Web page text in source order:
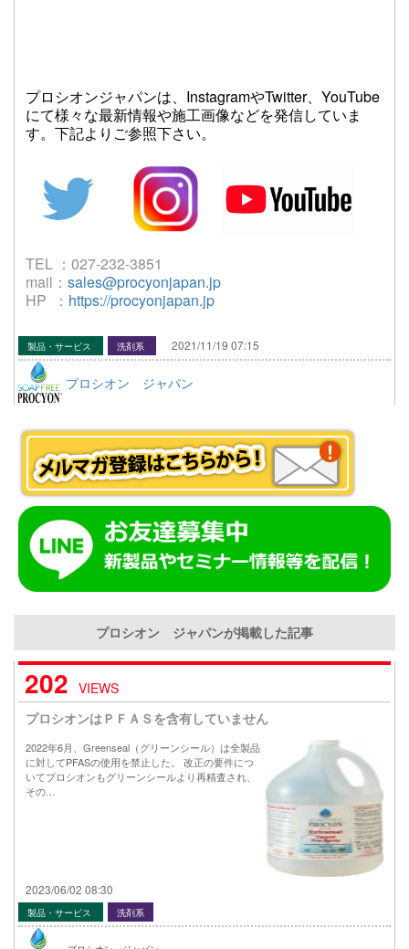
プロシオンジャパンは、InstagramやTwitter、YouTube
にて様々な最新情報や施工画像などを発信していま
す。下記よりご参照下さい。
TEL ：027-232-3851
mail： sales@procyonjapan.jp
HP ： https://procyonjapan.jp
製品・サービス 洗剤系 2021/11/19 07:15
プロシオン ジャパン
プロシオン ジャパンが掲載した記事
202 VIEWS
プロシオンはＰＦＡＳを含有していません
2022年6月、Greenseal（グリーンシール）は全製品
に対してPFASの使用を禁止した。 改正の要件につ
いてプロシオンもグリーンシールより再精査され、
その…
2023/06/02 08:30
製品・サービス 洗剤系